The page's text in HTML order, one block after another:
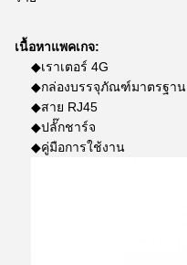
เนื้อหาแพคเกจ:
◆เราเตอร์ 4G
◆กล่องบรรจุภัณฑ์มาตรฐาน
◆สาย RJ45
◆ปลั๊กชาร์จ
◆คู่มือการใช้งาน